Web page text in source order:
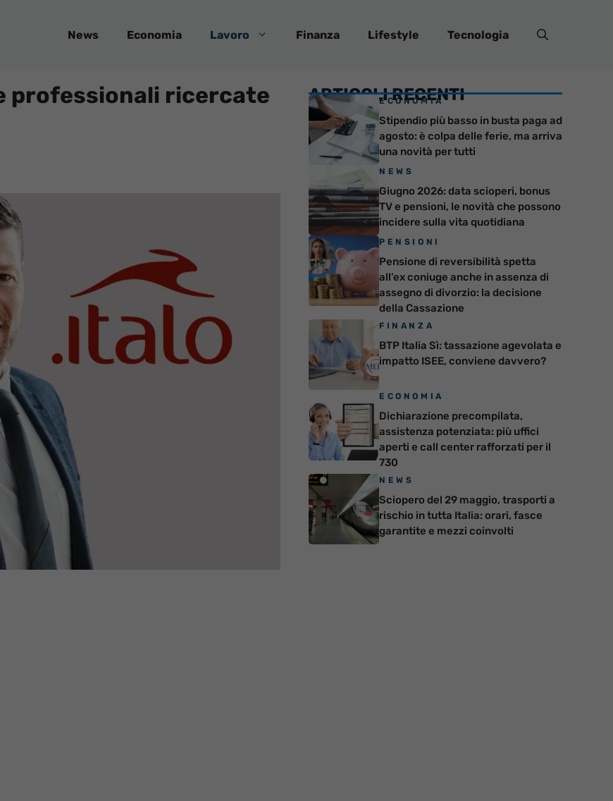
News Economia Lavoro Finanza Lifestyle Tecnologia
professionali ricercate
ARTICOLI RECENTI
ECONOMIA
Stipendio più basso in busta paga ad
agosto: è colpa delle ferie, ma arriva
una novità per tutti
NEWS
Giugno 2026: data scioperi, bonus
TV e pensioni, le novità che possono
incidere sulla vita quotidiana
PENSIONI
Pensione di reversibilità spetta
all’ex coniuge anche in assenza di
assegno di divorzio: la decisione
della Cassazione
FINANZA
BTP Italia Sì: tassazione agevolata e
impatto ISEE, conviene davvero?
ECONOMIA
Dichiarazione precompilata,
assistenza potenziata: più uffici
aperti e call center rafforzati per il
730
NEWS
Sciopero del 29 maggio, trasporti a
rischio in tutta Italia: orari, fasce
garantite e mezzi coinvolti